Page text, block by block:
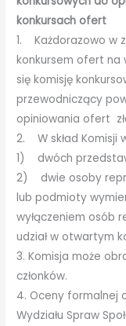
konkursach ofert
1. Każdorazowo w
konkursem ofert na
się komisję
przewodniczący
opiniowania ofert
2. W skład Komisji
1) dwóch
2) dwie osoby
lub podmioty
wyłączeniem osób
udział w otwartym
3. Komisja może
członków.
4. Oceny formalnej
Wydziału Spraw